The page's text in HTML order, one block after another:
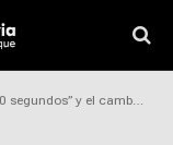
infracciones que rigen en el Mundial y ya se cobraron en amistosos